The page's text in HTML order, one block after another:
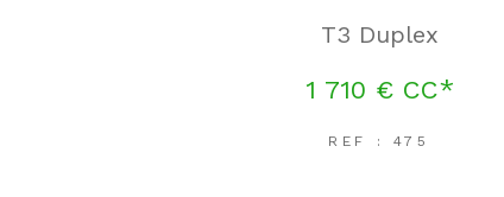
T3 Duplex
1 710 € CC*
REF : 475